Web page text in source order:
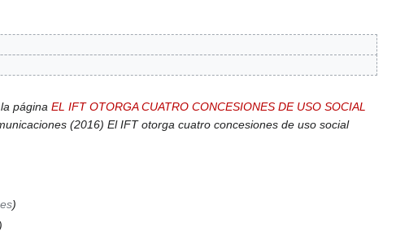
página EL IFT OTORGA CUATRO CONCESIONES DE USO SOCIAL
(2016) El IFT otorga cuatro concesiones de uso social